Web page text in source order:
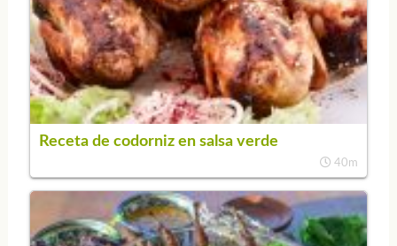
Receta de codorniz en salsa verde
40m